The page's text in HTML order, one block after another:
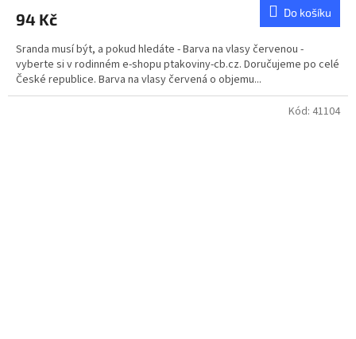
94 Kč Do košíku
Sranda musí být, a pokud hledáte - Barva na vlasy červenou -
vyberte si v rodinném e-shopu ptakoviny-cb.cz. Doručujeme po celé
České republice. Barva na vlasy červená o objemu...
Kód: 41104